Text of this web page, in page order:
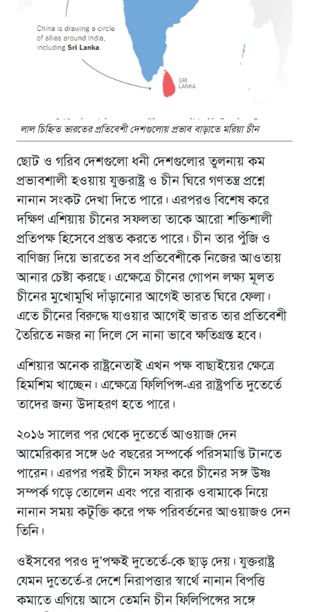
লাল চিহ্নিত ভারতের প্রতিবেশী দেশগুলোয় প্রভাব বাড়াতে মরিয়া চীন
ছোট ও গরিব দেশগুলো ধনী দেশগুলোর তুলনায় কম
প্রভাবশালী হওয়ায় যুক্তরাষ্ট্র ও চীন ঘিরে গণতন্ত্র প্রশ্নে
নানান সংকট দেখা দিতে পারে। এরপরও বিশেষ করে
দক্ষিণ এশিয়ায় চীনের সফলতা তাকে আরো শক্তিশালী
প্রতিপক্ষ হিসেবে প্রস্তুত করতে পারে। চীন তার পুঁজি ও
বাণিজ্য দিয়ে ভারতের সব প্রতিবেশীকে নিজের আওতায়
আনার চেষ্টা করছে। এক্ষেত্রে চীনের গোপন লক্ষ্য মূলত
চীনের মুখোমুখি দাঁড়ানোর আগেই ভারত ঘিরে ফেলা।
এতে চীনের বিরুদ্ধে যাওয়ার আগেই ভারত তার প্রতিবেশী
তৈরিতে নজর না দিলে সে নানা ভাবে ক্ষতিগ্রস্ত হবে।
এশিয়ার অনেক রাষ্ট্রনেতাই এখন পক্ষ বাছাইয়ের ক্ষেত্রে
হিমশিম খাচ্ছেন। এক্ষেত্রে ফিলিপিন্স-এর রাষ্ট্রপতি দুতের্তে
তাদের জন্য উদাহরণ হতে পারে।
২০১৬ সালের পর থেকে দুতের্তে আওয়াজ দেন
আমেরিকার সঙ্গে ৬৫ বছরের সম্পর্কে পরিসমাপ্তি টানতে
পারেন। এরপর পরই চীনে সফর করে চীনের সঙ্গ উষ্ণ
সম্পর্ক গড়ে তোলেন এবং পরে বারাক ওবামাকে নিয়ে
নানান সময় কটূক্তি করে পক্ষ পরিবর্তনের আওয়াজও দেন
তিনি।
ওইসবের পরও দু’পক্ষই দুতের্তে-কে ছাড় দেয়। যুক্তরাষ্ট্র
যেমন দুতের্তে-র দেশে নিরাপত্তার স্বার্থে নানান বিপত্তি
কমাতে এগিয়ে আসে তেমনি চীন ফিলিপিন্সের সঙ্গে